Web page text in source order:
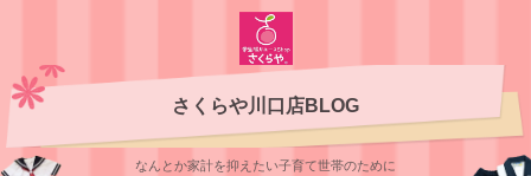
さくらや川口店BLOG
なんとか家計を抑えたい子育て世帯のために